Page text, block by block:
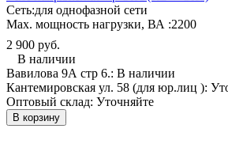
Сеть:для однофазной сети
Мах. мощность нагрузки, ВА :2200
2 900 руб.
В наличии
Вавилова 9А стр 6.: В наличии
Кантемировская ул. 58 (для юр.лиц ):
Оптовый склад: Уточняйте
В корзину